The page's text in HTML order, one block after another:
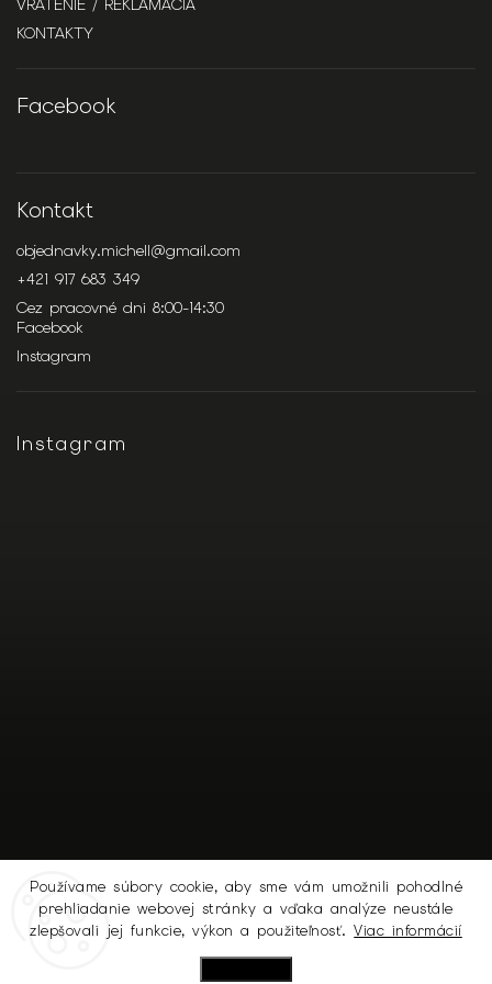
Používame súbory cookie, aby sme vám umožnili pohodlné
prehliadanie webovej stránky a vďaka analýze neustále
zlepšovali jej funkcie, výkon a použiteľnosť.Viac informácií
VRÁTENIE / REKLAMÁCIA
KONTAKTY
Facebook
Kontakt
objednavky.michell@gmail.com
+421 917 683 349
Cez pracovné dni 8:00-14:30
Facebook
Instagram
Instagram
Sledovať na Instagrame